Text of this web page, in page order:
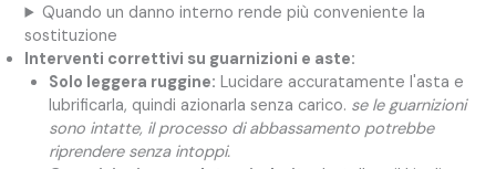
Quando un danno interno rende più conveniente la
sostituzione
Interventi correttivi su guarnizioni e aste:
Solo leggera ruggine: Lucidare accuratamente l'asta e
lubrificarla, quindi azionarla senza carico. se le guarnizioni
sono intatte, il processo di abbassamento potrebbe
riprendere senza intoppi.